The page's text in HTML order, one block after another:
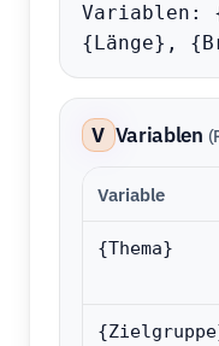
Variablen:
{Länge},
V Variablen
Variable
{Thema}